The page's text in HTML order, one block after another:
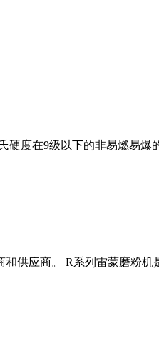
度在9级以下的非易燃易
供应商。 R系列雷蒙磨粉